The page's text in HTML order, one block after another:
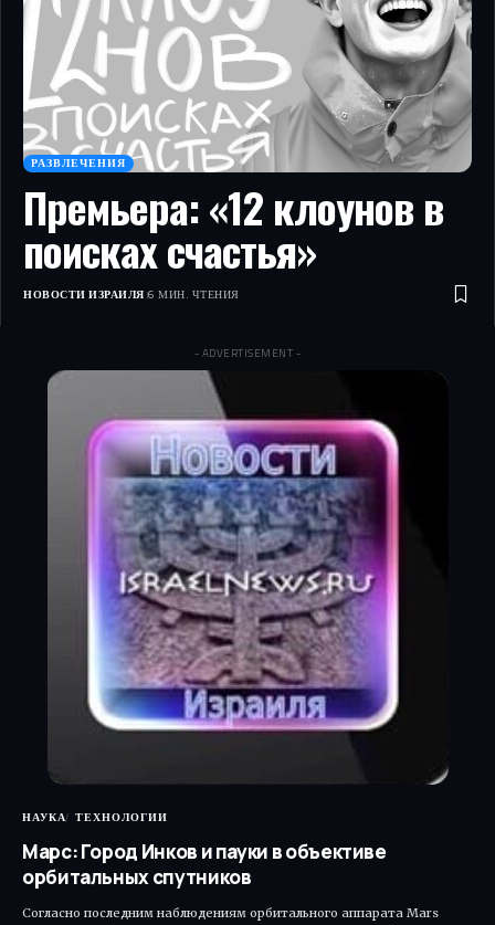
РАЗВЛЕЧЕНИЯ
Премьера: «12 клоунов в
поисках счастья»
НОВОСТИ ИЗРАИЛЯ 6 МИН. ЧТЕНИЯ
- ADVERTISEMENT -
НАУКА ТЕХНОЛОГИИ
Марс: Город Инков и пауки в объективе
орбитальных спутников
Согласно последним наблюдениям орбитального аппарата Mars